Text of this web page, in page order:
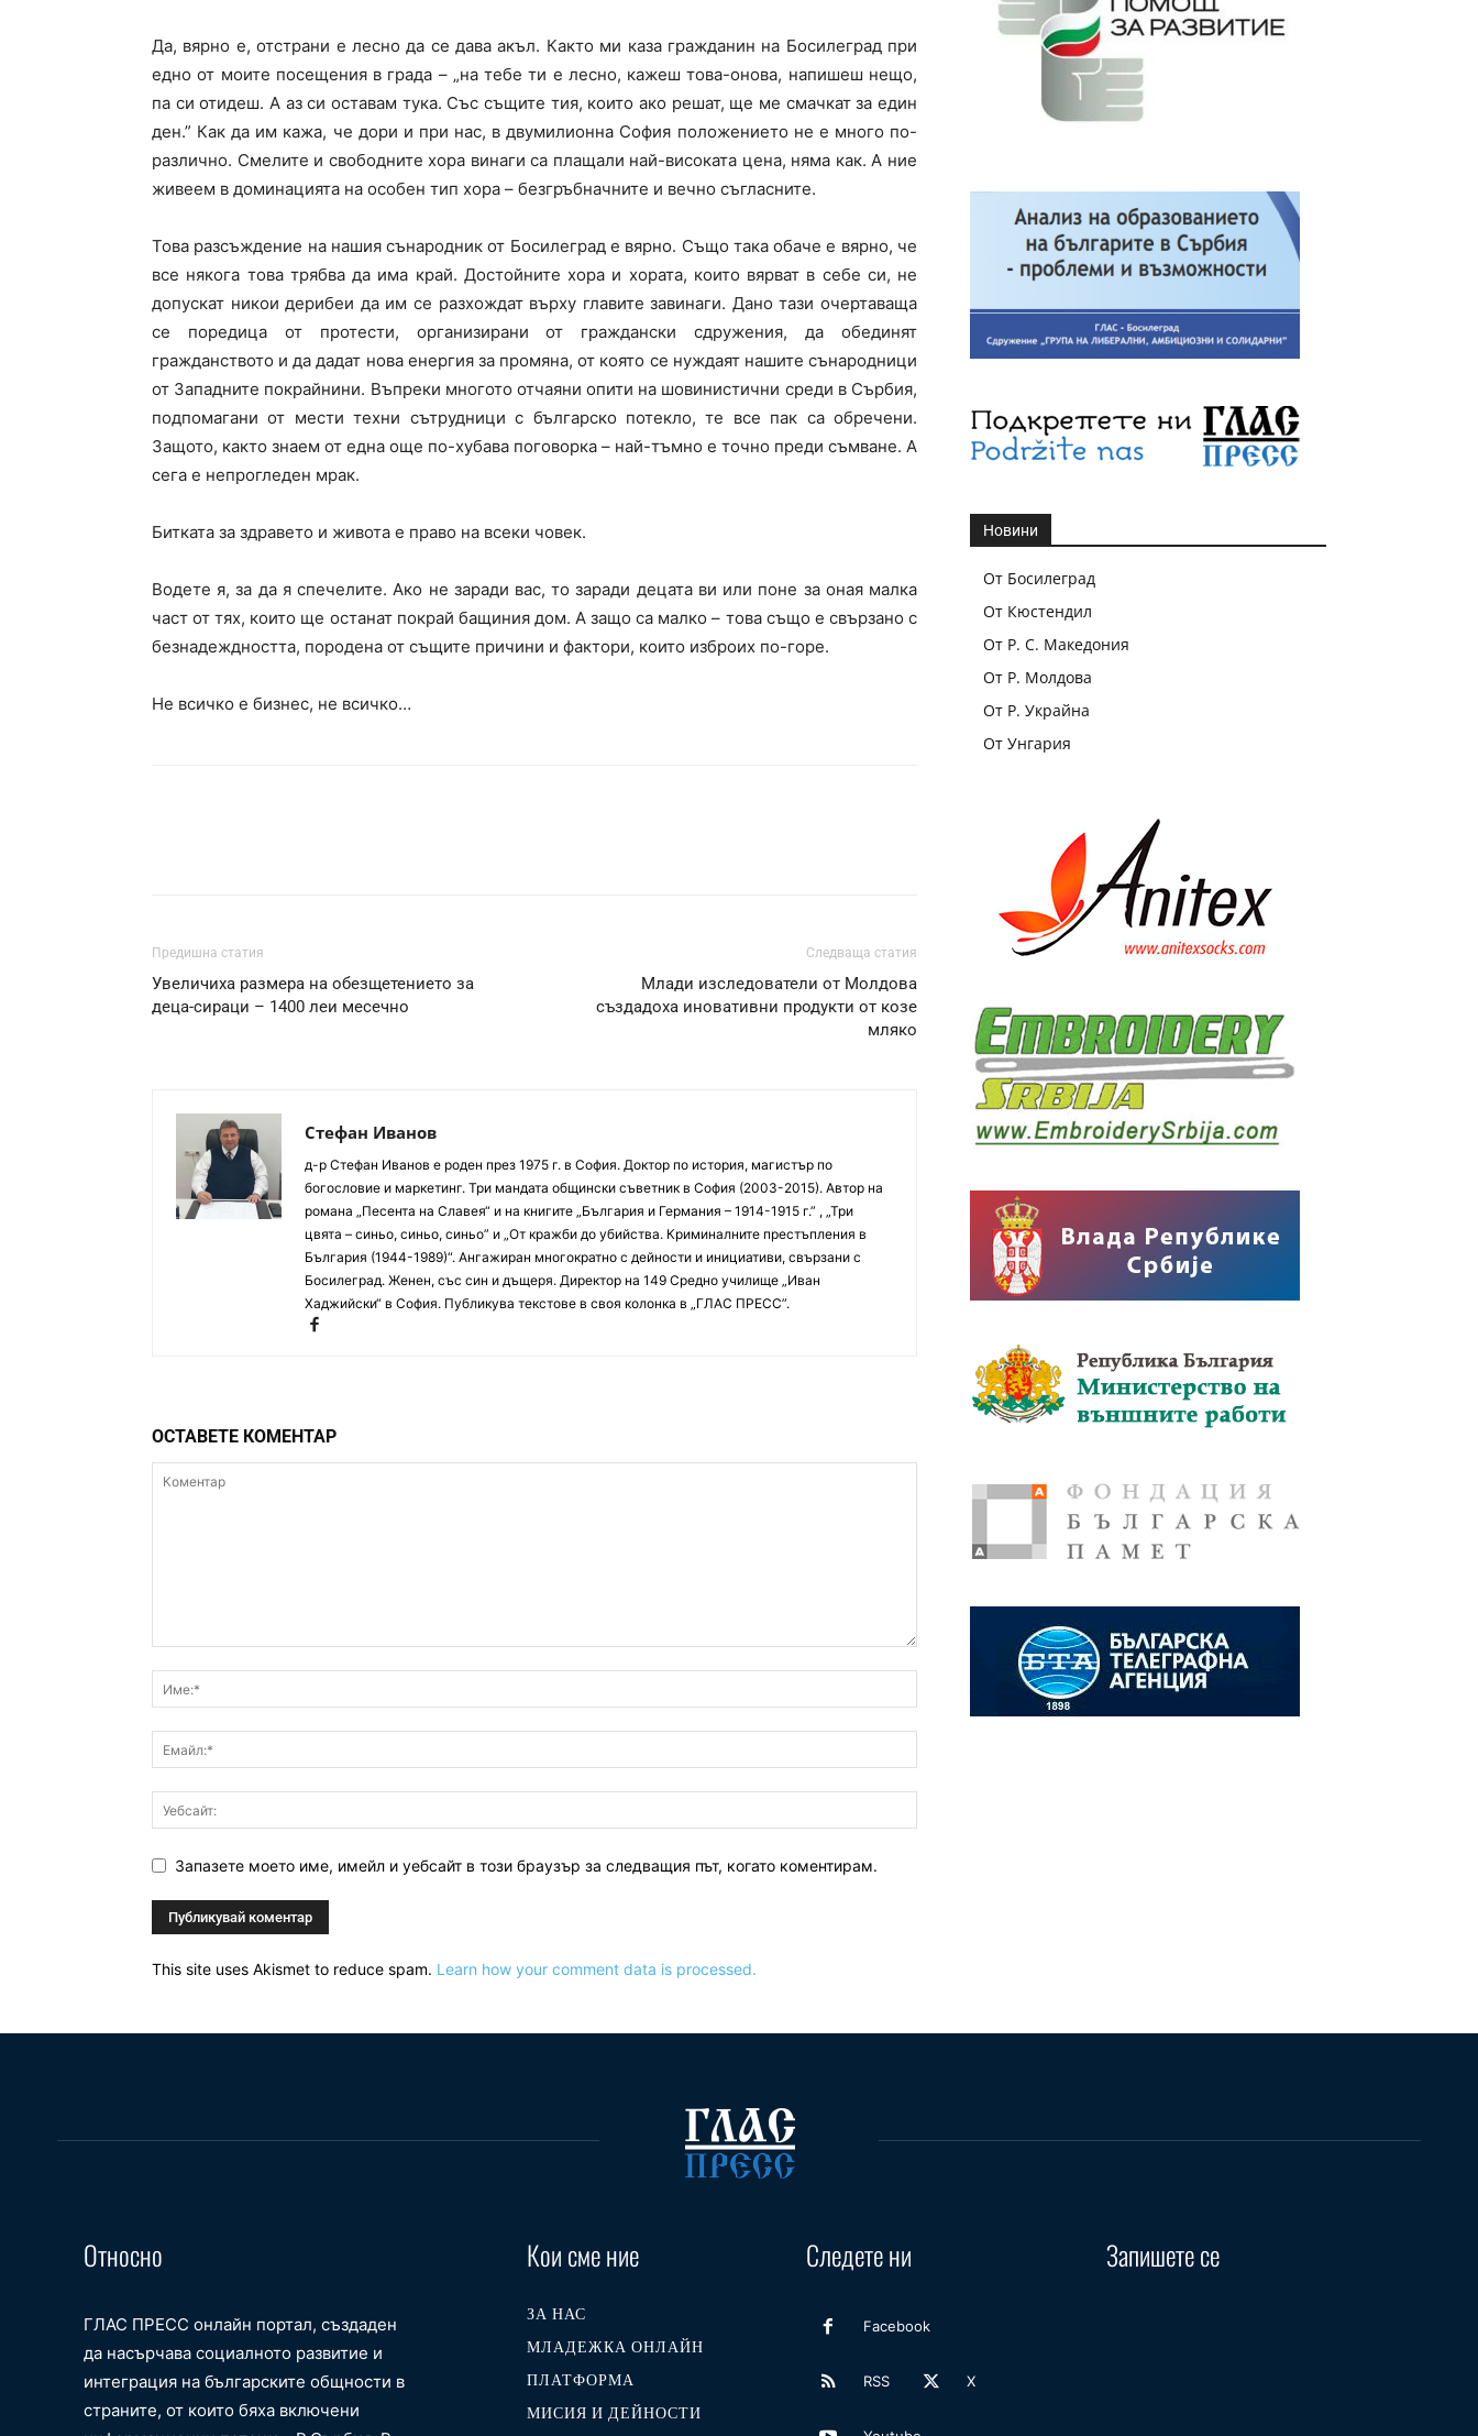
Да, вярно е, отстрани е лесно да се дава акъл. Както ми каза гражданин на Босилеград при
едно от моите посещения в града – „на тебе ти е лесно, кажеш това-онова, напишеш нещо,
па си отидеш. А аз си оставам тука. Със същите тия, които ако решат, ще ме смачкат за един
ден.” Как да им кажа, че дори и при нас, в двумилионна София положението не е много по-
различно. Смелите и свободните хора винаги са плащали най-високата цена, няма как. А ние
живеем в доминацията на особен тип хора – безгръбначните и вечно съгласните.
Това разсъждение на нашия сънародник от Босилеград е вярно. Също така обаче е вярно, че
все някога това трябва да има край. Достойните хора и хората, които вярват в себе си, не
допускат никои дерибеи да им се разхождат върху главите завинаги. Дано тази очертаваща
се поредица от протести, организирани от граждански сдружения, да обединят
гражданството и да дадат нова енергия за промяна, от която се нуждаят нашите сънародници
от Западните покрайнини. Въпреки многото отчаяни опити на шовинистични среди в Сърбия,
подпомагани от мести техни сътрудници с българско потекло, те все пак са обречени.
Защото, както знаем от една още по-хубава поговорка – най-тъмно е точно преди съмване. А
сега е непрогледен мрак.
Битката за здравето и живота е право на всеки човек.
Водете я, за да я спечелите. Ако не заради вас, то заради децата ви или поне за оная малка
част от тях, които ще останат покрай бащиния дом. А защо са малко – това също е свързано с
безнадеждността, породена от същите причини и фактори, които изброих по-горе.
Не всичко е бизнес, не всичко…
Предишна статия
Увеличиха размера на обезщетението за
деца-сираци – 1400 леи месечно
Следваща статия
Млади изследователи от Молдова
създадоха иновативни продукти от козе
мляко
Стефан Иванов
д-р Стефан Иванов е роден през 1975 г. в София. Доктор по история, магистър по
богословие и маркетинг. Три мандата общински съветник в София (2003-2015). Автор на
романа „Песента на Славея“ и на книгите „България и Германия – 1914-1915 г.” , „Три
цвята – синьо, синьо, синьо” и „От кражби до убийства. Криминалните престъпления в
България (1944-1989)“. Ангажиран многократно с дейности и инициативи, свързани с
Босилеград. Женен, със син и дъщеря. Директор на 149 Средно училище „Иван
Хаджийски“ в София. Публикува текстове в своя колонка в „ГЛАС ПРЕСС”.
ОСТАВЕТЕ КОМЕНТАР
Запазете моето име, имейл и уебсайт в този браузър за следващия път, когато коментирам.
This site uses Akismet to reduce spam. Learn how your comment data is processed.
Новини
От Босилеград
От Кюстендил
От Р. С. Македония
От Р. Молдова
От Р. Украйна
От Унгария
Относно
ГЛАС ПРЕСС онлайн портал, създаден
да насърчава социалното развитие и
интеграция на българските общности в
страните, от които бяха включени
Кои сме ние
ЗА НАС
МЛАДЕЖКА ОНЛАЙН
ПЛАТФОРМА
МИСИЯ И ДЕЙНОСТИ
Следете ни
Facebook
RSS X
Запишете се